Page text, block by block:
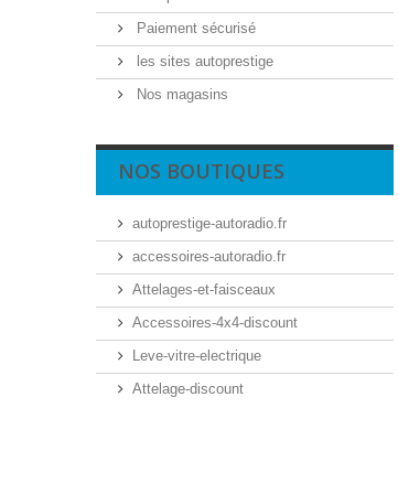
Paiement sécurisé
les sites autoprestige
Nos magasins
NOS BOUTIQUES
autoprestige-autoradio.fr
accessoires-autoradio.fr
Attelages-et-faisceaux
Accessoires-4x4-discount
Leve-vitre-electrique
Attelage-discount